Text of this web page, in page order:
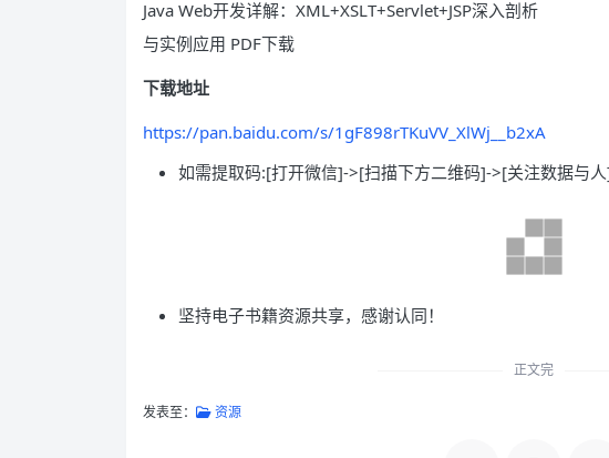
Java Web开发详解：XML+XSLT+Servlet+JSP深入剖析
与实例应用 PDF下载
下载地址
https://pan.baidu.com/s/1gF898rTKuVV_XlWj__b2xA
如需提取码:[打开微信]->[扫描下方二维码]->[关注数据与
坚持电子书籍资源共享，感谢认同！
正文完
发表至： 资源